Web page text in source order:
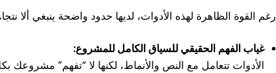
رغم القوة الظاهرة لهذه الأدوات، لديها حدود واضحة ينبغي ألا
غياب الفهم الحقيقي للسياق الكامل للمشروع:
الأدوات تتعامل مع النص والأنماط، لكنها لا “تفهم” مشروعك